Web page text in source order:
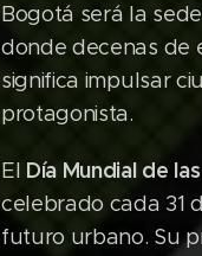
Bogotá será la
donde decenas de
significa impulsar
protagonista.
El Día Mundial de
celebrado cada 31
futuro urbano. Su